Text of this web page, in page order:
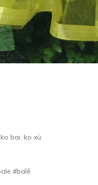
bai, ko xù
#balê